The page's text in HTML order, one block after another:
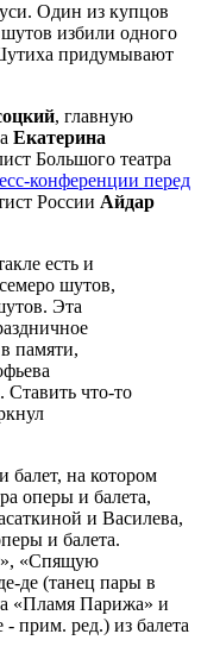
Один из купцов
избили одного
придумывают
, главную
Екатерина
Большого театра
конференции перед
России Айдар
есть и
шутов,
Эта
памяти,
Ставить что-то
балет, на котором
оперы и балета,
и Василева,
и балета.
«Спящую
де (танец пары в
«Пламя Парижа» и
- прим. ред.) из балета